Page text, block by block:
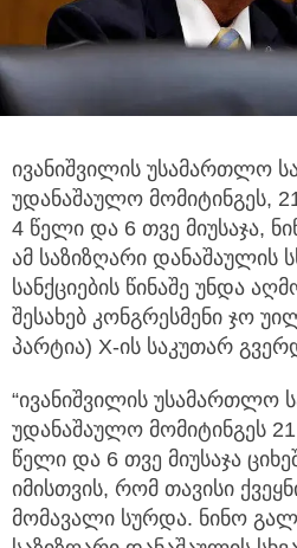
ივანიშვილის უსამართლო
უდანაშაულო მომიტინგეს,
4 წელი და 6 თვე მიუსაჯა,
ამ საზიზღარი დანაშაულის
სანქციების წინაშე უნდა
შესახებ კონგრესმენი ჯო
პარტია) X-ის საკუთარ
“ივანიშვილის უსამართლო
უდანაშაულო მომიტინგეს
წელი და 6 თვე მიუსაჯა
იმისთვის, რომ თავისი
მომავალი სურდა. ნინო